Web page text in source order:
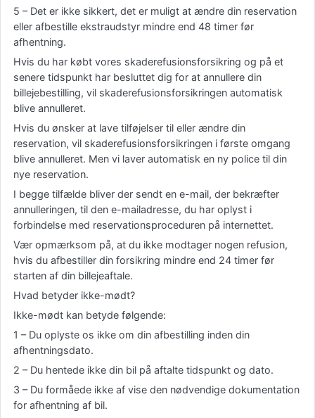
5 – Det er ikke sikkert, det er muligt at ændre din reservation
eller afbestille ekstraudstyr mindre end 48 timer før
afhentning.
Hvis du har købt vores skaderefusionsforsikring og på et
senere tidspunkt har besluttet dig for at annullere din
billejebestilling, vil skaderefusionsforsikringen automatisk
blive annulleret.
Hvis du ønsker at lave tilføjelser til eller ændre din
reservation, vil skaderefusionsforsikringen i første omgang
blive annulleret. Men vi laver automatisk en ny police til din
nye reservation.
I begge tilfælde bliver der sendt en e-mail, der bekræfter
annulleringen, til den e-mailadresse, du har oplyst i
forbindelse med reservationsproceduren på internettet.
Vær opmærksom på, at du ikke modtager nogen refusion,
hvis du afbestiller din forsikring mindre end 24 timer før
starten af din billejeaftale.
Hvad betyder ikke-mødt?
Ikke-mødt kan betyde følgende:
1 – Du oplyste os ikke om din afbestilling inden din
afhentningsdato.
2 – Du hentede ikke din bil på aftalte tidspunkt og dato.
3 – Du formåede ikke af vise den nødvendige dokumentation
for afhentning af bil.